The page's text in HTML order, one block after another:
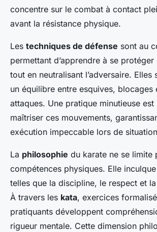
concentre sur le combat à contact
avant la résistance physique.
Les techniques de défense sont au
permettant d’apprendre à se
tout en neutralisant l’adversaire. Elles
un équilibre entre esquives, blocages
attaques. Une pratique minutieuse
maîtriser ces mouvements,
exécution impeccable lors de
La philosophie du karate ne se limite
compétences physiques. Elle
telles que la discipline, le respect et
À travers les kata, exercices
pratiquants développent
rigueur mentale. Cette dimension